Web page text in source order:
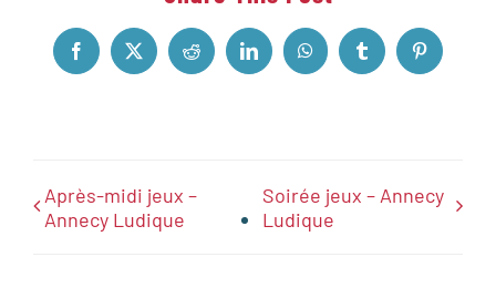
Facebook
X Reddit LinkedInWhatsAppTumblr Pinterest
Après-midi jeux –
Annecy Ludique
Soirée jeux – Annecy
Ludique